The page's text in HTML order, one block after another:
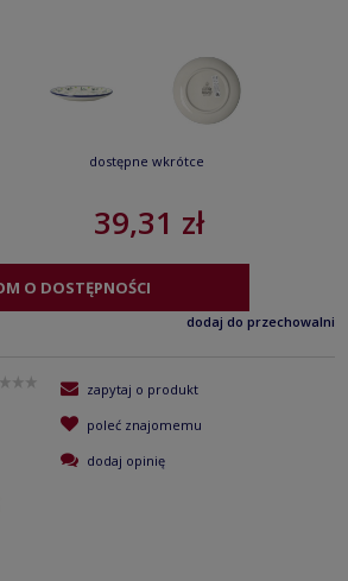
dostępne wkrótce
39,31 zł
O DOSTĘPNOŚCI
dodaj do przechowalni
zapytaj o produkt
poleć znajomemu
dodaj opinię